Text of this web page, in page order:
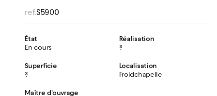
ref.S5900
État
En cours
Réalisation
?
Superficie
?
Localisation
Froidchapelle
Maître d'ouvrage